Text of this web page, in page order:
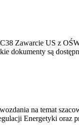
Zawarcie US z
dokumenty są
na temat
Energetyki